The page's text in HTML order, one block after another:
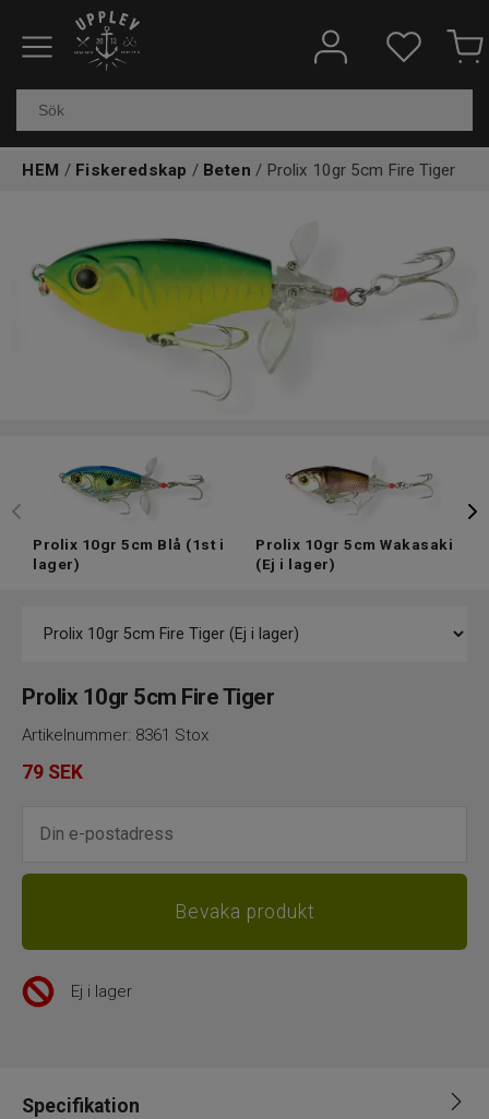
Fiskeredskap
Outdoor
HEM / Fiskeredskap / Beten / Prolix 10gr 5cm Fire Tiger
Prolix 10gr 5cm Blå (1st i
lager)
Prolix 10gr 5cm Wakasaki
(Ej i lager)
Prolix 10gr 5cm Fire Tiger
Artikelnummer: 8361 Stox
79 SEK
Ej i lager
Specifikation